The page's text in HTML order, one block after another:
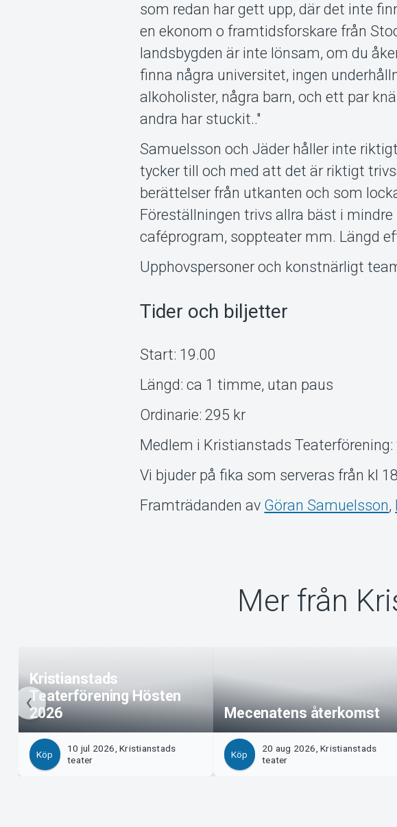
som redan har gett upp, där det inte
en ekonom o framtidsforskare från
landsbygden är inte lönsam, om du
finna några universitet, ingen
alkoholister, några barn, och ett par
andra har stuckit.."
Samuelsson och Jäder håller inte
tycker till och med att det är riktigt
berättelser från utkanten och som
Föreställningen trivs allra bäst i
caféprogram, soppteater mm. Längd
Upphovspersoner och konstnärligt
Tider och biljetter
Start: 19.00
Längd: ca 1 timme, utan paus
Ordinarie: 295 kr
Medlem i Kristianstads Teaterförening:
Vi bjuder på fika som serveras från kl
Framträdanden av Göran Samuelsson,
Mer från
Kristianstads
Teaterförening Hösten
2026
Köp
10 jul 2026, Kristianstads
teater
Mecenatens återkomst
Köp
20 aug 2026, Kristianstads
teater